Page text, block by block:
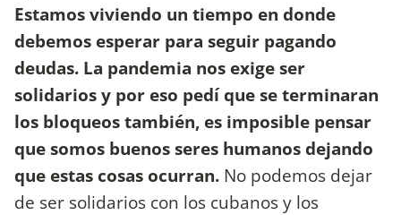
Estamos viviendo un tiempo en donde
debemos esperar para seguir pagando
deudas. La pandemia nos exige ser
solidarios y por eso pedí que se terminaran
los bloqueos también, es imposible pensar
que somos buenos seres humanos dejando
que estas cosas ocurran. No podemos dejar
de ser solidarios con los cubanos y los